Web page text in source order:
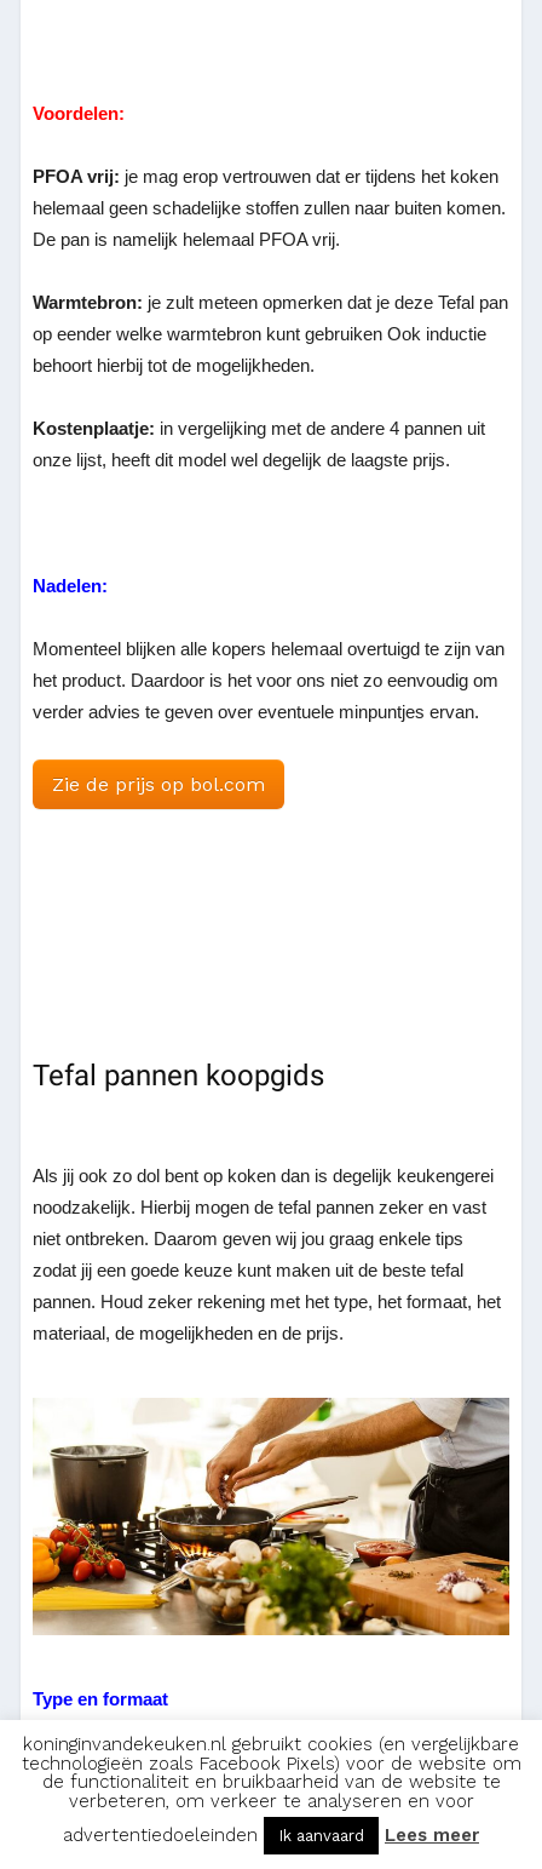
Voordelen:
PFOA vrij: je mag erop vertrouwen dat er tijdens het koken
helemaal geen schadelijke stoffen zullen naar buiten komen.
De pan is namelijk helemaal PFOA vrij.
Warmtebron: je zult meteen opmerken dat je deze Tefal pan
op eender welke warmtebron kunt gebruiken Ook inductie
behoort hierbij tot de mogelijkheden.
Kostenplaatje: in vergelijking met de andere 4 pannen uit
onze lijst, heeft dit model wel degelijk de laagste prijs.
Nadelen:
Momenteel blijken alle kopers helemaal overtuigd te zijn van
het product. Daardoor is het voor ons niet zo eenvoudig om
verder advies te geven over eventuele minpuntjes ervan.
Zie de prijs op bol.com
Tefal pannen koopgids
Als jij ook zo dol bent op koken dan is degelijk keukengerei
noodzakelijk. Hierbij mogen de tefal pannen zeker en vast
niet ontbreken. Daarom geven wij jou graag enkele tips
zodat jij een goede keuze kunt maken uit de beste tefal
pannen. Houd zeker rekening met het type, het formaat, het
materiaal, de mogelijkheden en de prijs.
Type en formaat
Als je van plan bent één of meerdere tefal pannen te kopen
dan is het belangrijk dat je goed weet waarvoor je de pan
precies wilt gebruiken. Er is namelijk een ruim assortiment
op de markt elk met hun eigen eigenschappen en
koninginvandekeuken.nl gebruikt cookies (en vergelijkbare
technologieën zoals Facebook Pixels) voor de website om
de functionaliteit en bruikbaarheid van de website te
verbeteren, om verkeer te analyseren en voor
advertentiedoeleinden
Ik aanvaard Lees meer